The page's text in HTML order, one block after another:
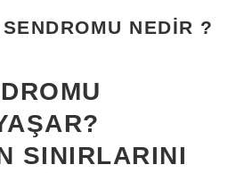
NEDIR ?
SINIRLARINI